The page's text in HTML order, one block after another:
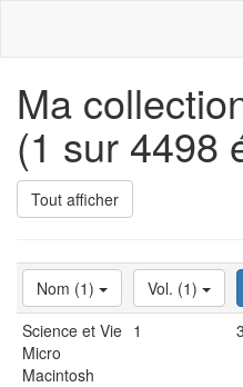
Ma
(1 sur 4498
Tout afficher
Nom (1) Vol. (1)
Science et Vie
Micro
Macintosh
1